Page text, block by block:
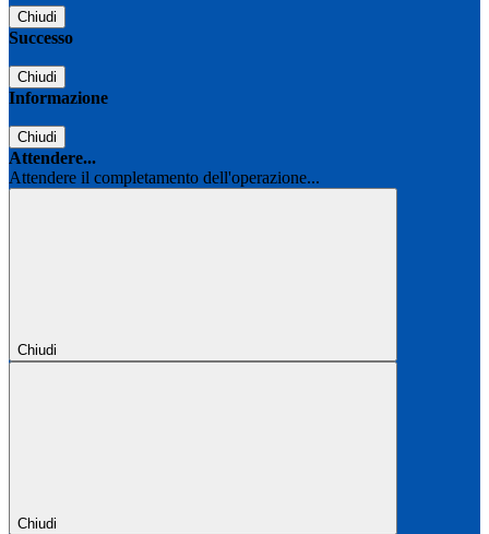
Chiudi
Successo
Chiudi
Informazione
Chiudi
Attendere...
Attendere il completamento dell'operazione...
Chiudi
Chiudi